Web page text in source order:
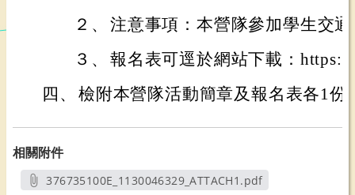
２、 注意事項：本營隊參加學生交
３、 報名表可逕於網站下載：
四、 檢附本營隊活動簡章及報名表各1份
相關附件
376735100E_1130046329_ATTACH1.pdf